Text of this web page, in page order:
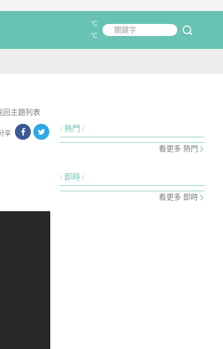
關鍵字
°C
°C
回主題列表
享
熱門
看更多 熱門
即時
看更多 即時